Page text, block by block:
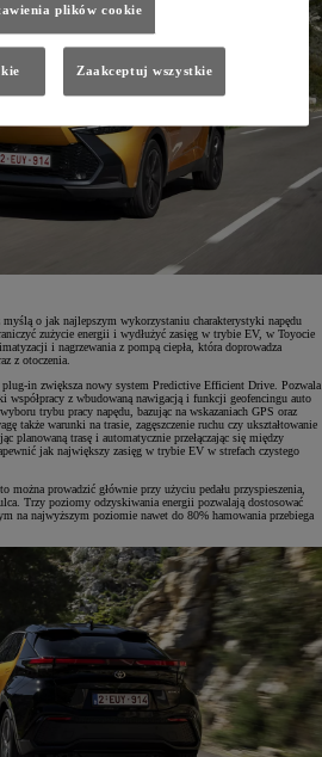
o jak najlepszym wykorzystaniu charakterystyki napędu
zużycie energii i wydłużyć zasięg w trybie EV, w Toyocie
i nagrzewania z pompą ciepła, która doprowadza
z otoczenia.
plug-in zwiększa nowy system Predictive Efficient Drive. Pozwala
współpracy z wbudowaną nawigacją i funkcji geofencingu auto
trybu pracy napędu, bazując na wskazaniach GPS oraz
także warunki na trasie, zagęszczenie ruchu czy ukształtowanie
planowaną trasę i automatycznie przełączając się między
jak największy zasięg w trybie EV w strefach czystego
prowadzić głównie przy użyciu pedału przyspieszenia,
Trzy poziomy odzyskiwania energii pozwalają dostosować
na najwyższym poziomie nawet do 80% hamowania przebiega
plików cookie
Zaakceptuj wszystkie